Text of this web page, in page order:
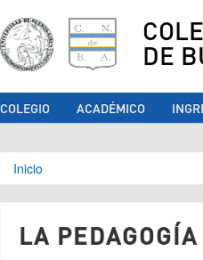
DE
COLEGIO ACADÉMICO
Se encuentra
Inicio
LA